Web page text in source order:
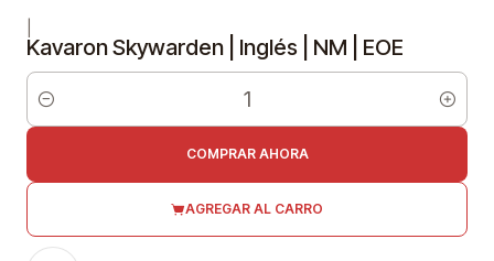
Kavaron Skywarden | Inglés | NM | EOE
Cantidad
AGREGAR AL CARRO
COMPRAR AHORA